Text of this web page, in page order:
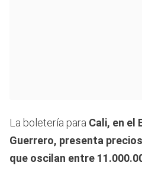
La boletería para Cali, en el
Guerrero, presenta
que oscilan entre